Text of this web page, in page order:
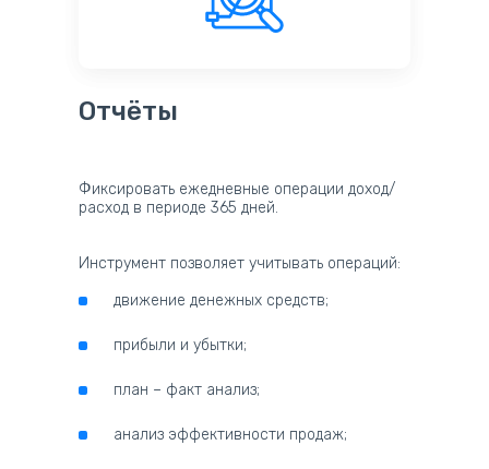
Отчёты
Фиксировать ежедневные операции доход/
расход в периоде 365 дней.
Инструмент позволяет учитывать операций:
движение денежных средств;
прибыли и убытки;
план – факт анализ;
анализ эффективности продаж;